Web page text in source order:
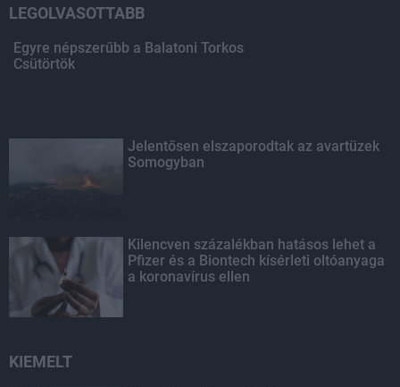
LEGOLVASOTTABB
Egyre népszerűbb a Balatoni Torkos
Csütörtök
Jelentősen elszaporodtak az avartüzek
Somogyban
Kilencven százalékban hatásos lehet a
Pfizer és a Biontech kísérleti oltóanyaga
a koronavírus ellen
KIEMELT